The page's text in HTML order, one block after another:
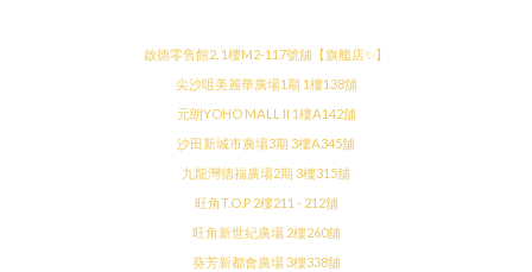
啟德零售館2, 1樓M2-117號舖【旗艦店✨】
尖沙咀美麗華廣場1期 1樓138舖
元朗YOHO MALL II 1樓A142舖
沙田新城市廣場3期 3樓A345舖
九龍灣德福廣場2期 3樓315舖
旺角T.O.P 2樓211 - 212舖
旺角新世紀廣場 2樓260舖
葵芳新都會廣場 3樓338舖